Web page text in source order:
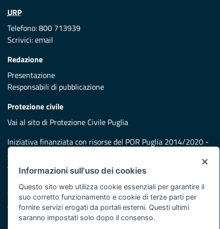
URP
Telefono: 800 713939
Scrivici:email
Redazione
Presentazione
Responsabili di pubblicazione
Protezione civile
Vai al sito di Protezione Civile Puglia
Iniziativa finanziata con risorse del POR Puglia 2014/2020 -
Asse XI
Cookie e privacy
Atti di notifica
Feed RSS
×
Informazioni sull'uso dei cookies
Questo sito web utilizza cookie essenziali per garantire il
suo corretto funzionamento e cookie di terze parti per
fornire servizi erogati da portali esterni. Questi ultimi
saranno impostati solo dopo il consenso.